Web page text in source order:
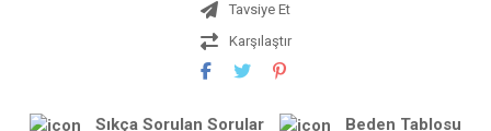
Tavsiye Et
Karşılaştır
Sıkça Sorulan Sorular Beden Tablosu